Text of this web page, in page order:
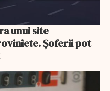
unui site
Șoferii pot